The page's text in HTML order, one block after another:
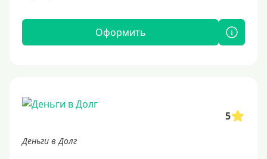
Оформить
5
Деньги в Долг